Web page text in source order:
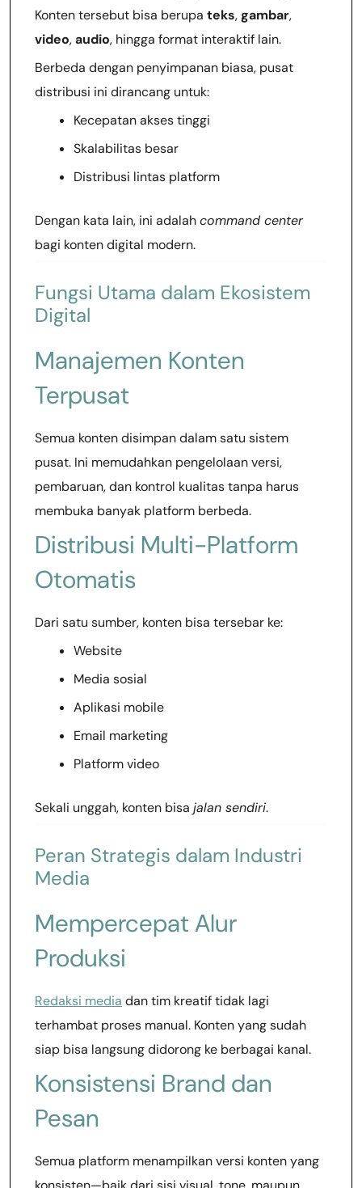
Konten tersebut bisa berupa teks,gambar,
video,audio, hingga format interaktif lain.
Berbeda dengan penyimpanan biasa, pusat
distribusi ini dirancang untuk:
Kecepatan akses tinggi
Skalabilitas besar
Distribusi lintas platform
Dengan kata lain, ini adalahcommand center
bagi konten digital modern.
Fungsi Utama dalam Ekosistem
Digital
Manajemen Konten
Terpusat
Semua konten disimpan dalam satu sistem
pusat. Ini memudahkan pengelolaan versi,
pembaruan, dan kontrol kualitas tanpa harus
membuka banyak platform berbeda.
Distribusi Multi-Platform
Otomatis
Dari satu sumber, konten bisa tersebar ke:
Website
Media sosial
Aplikasi mobile
Email marketing
Platform video
Sekali unggah, konten bisa jalan sendiri.
Peran Strategis dalam Industri
Media
Mempercepat Alur
Produksi
Redaksi media dan tim kreatif tidak lagi
terhambat proses manual. Konten yang sudah
siap bisa langsung didorong ke berbagai kanal.
Konsistensi Brand dan
Pesan
Semua platform menampilkan versi konten yang